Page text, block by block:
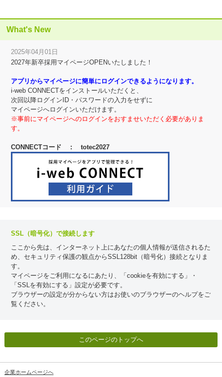
What's New
2025年04月01日
2027年新卒採用マイページOPENいたしました！
アプリからマイページに簡単にログインできるようになります。
i-web CONNECTをインストールいただくと、
次回以降ログインID・パスワードの入力をせずに
マイページへログインいただけます。
※事前にマイページへのログインをおすませいただく必要がありま
す。
CONNECTコード ： totec2027
SSL（暗号化）で接続します
ここから先は、インターネット上にあなたの個人情報が送信されるた
め、セキュリティ保護の観点からSSL128bit（暗号化）接続となりま
す。
マイページをご利用になるにあたり、「cookieを有効にする」・
「SSLを有効にする」設定が必要です。
ブラウザーの設定が分からない方はお使いのブラウザーのヘルプをご
覧ください。
このページのトップへ
企業ホームページへ